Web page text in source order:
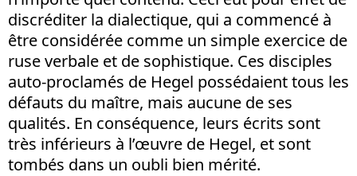
discréditer la dialectique, qui a commencé à
être considérée comme un simple exercice de
ruse verbale et de sophistique. Ces disciples
auto-proclamés de Hegel possédaient tous les
défauts du maître, mais aucune de ses
qualités. En conséquence, leurs écrits sont
très inférieurs à l’œuvre de Hegel, et sont
tombés dans un oubli bien mérité.